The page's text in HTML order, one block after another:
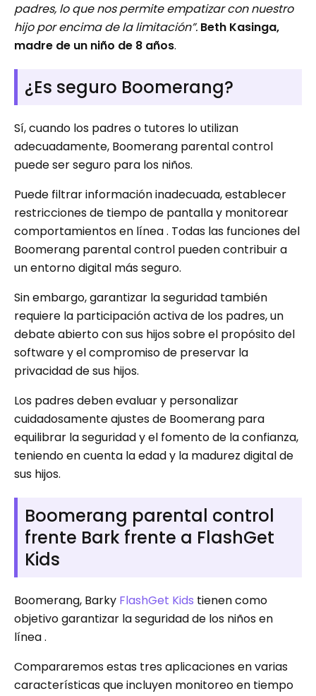
padres, lo que nos permite empatizar con nuestro
hijo por encima de la limitación”. Beth Kasinga,
madre de un niño de 8 años.
¿Es seguro Boomerang?
Sí, cuando los padres o tutores lo utilizan
adecuadamente, Boomerang parental control
puede ser seguro para los niños.
Puede filtrar información inadecuada, establecer
restricciones de tiempo de pantalla y monitorear
comportamientos en línea . Todas las funciones del
Boomerang parental control pueden contribuir a
un entorno digital más seguro.
Sin embargo, garantizar la seguridad también
requiere la participación activa de los padres, un
debate abierto con sus hijos sobre el propósito del
software y el compromiso de preservar la
privacidad de sus hijos.
Los padres deben evaluar y personalizar
cuidadosamente ajustes de Boomerang para
equilibrar la seguridad y el fomento de la confianza,
teniendo en cuenta la edad y la madurez digital de
sus hijos.
Boomerang parental control
frente Bark frente a FlashGet
Kids
Boomerang, Barky FlashGet Kids tienen como
objetivo garantizar la seguridad de los niños en
línea .
Compararemos estas tres aplicaciones en varias
características que incluyen monitoreo en tiempo